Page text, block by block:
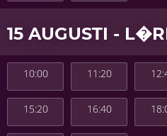
15 AUGUSTI -
10:00 11:20
15:20 16:40